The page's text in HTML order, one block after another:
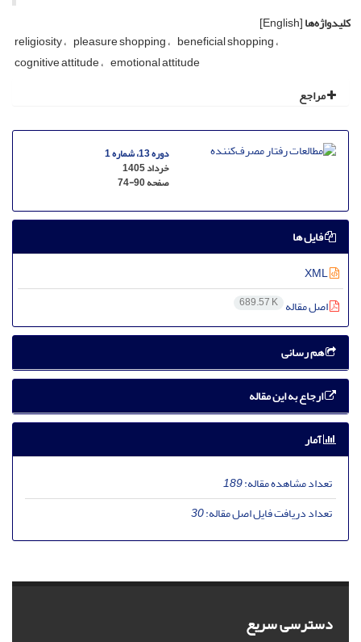
کلیدواژه‌ها[English]
religiosity pleasure shopping beneficial shopping
cognitive attitude emotional attitude
مراجع
دوره 13، شماره 1
خرداد 1405
صفحه74-90
فایل ها
اصل مقاله 689.57 K
هم رسانی
ارجاع به این مقاله
آمار
تعداد مشاهده مقاله:189
تعداد دریافت فایل اصل مقاله:30
دسترسی سریع